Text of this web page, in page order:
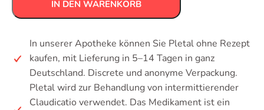
IN DEN WARENKORB
In unserer Apotheke können Sie Pletal ohne Rezept
kaufen, mit Lieferung in 5–14 Tagen in ganz
Deutschland. Discrete und anonyme Verpackung.
Pletal wird zur Behandlung von intermittierender
Claudicatio verwendet. Das Medikament ist ein